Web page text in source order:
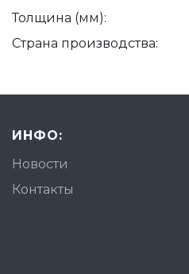
Толщина (мм):
Страна производства:
ИНФО:
Новости
Контакты